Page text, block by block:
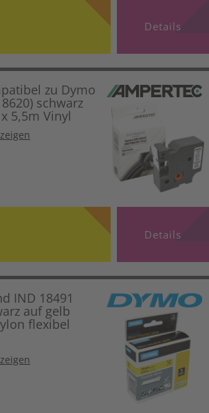
Details
zu Dymo
schwarz
5,5m Vinyl
Details
IND 18491
auf gelb
flexibel